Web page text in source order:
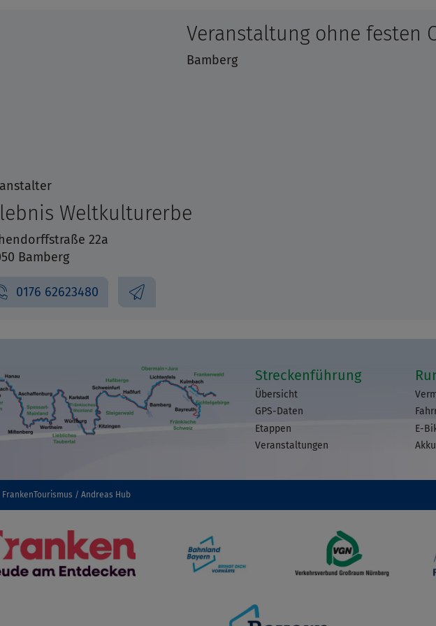
Veranstaltung ohne festen
Bamberg
Weltkulturerbe
22a
Bamberg
0176 62623480
Streckenführung
Übersicht
GPS-Daten
Etappen
Veranstaltungen
E-
/ Andreas Hub